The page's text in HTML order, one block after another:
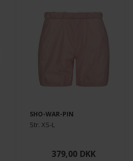
SHO-WAR-PIN
Str. XS-L
379,00 DKK